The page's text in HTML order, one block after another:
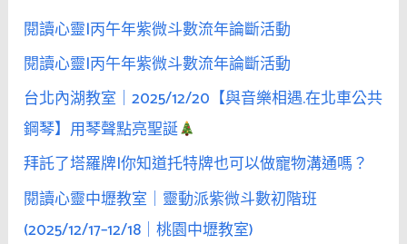
景」
會
讓
女
性
瞬
間
冷
感
閱讀心靈|丙午年紫微斗數流年論斷活動
閱讀心靈|丙午年紫微斗數流年論斷活動
台北內湖教室｜2025/12/20【與音樂相遇.在北車公共
鋼琴】用琴聲點亮聖誕
拜託了塔羅牌|你知道托特牌也可以做寵物溝通嗎？
閱讀心靈中壢教室｜靈動派紫微斗數初階班
(2025/12/17–12/18｜桃園中壢教室)